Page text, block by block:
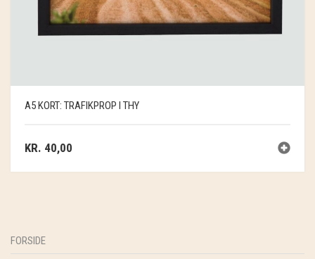
A5 KORT: TRAFIKPROP I THY
KR. 40,00
FORSIDE